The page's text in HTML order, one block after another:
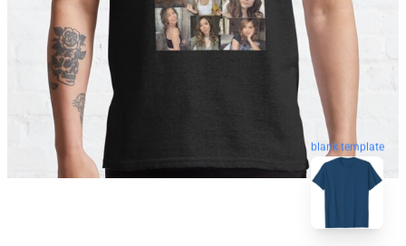
blank template